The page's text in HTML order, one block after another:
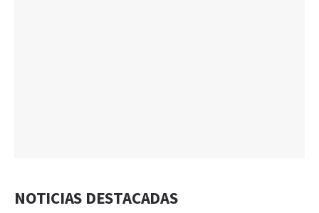
NOTICIAS DESTACADAS